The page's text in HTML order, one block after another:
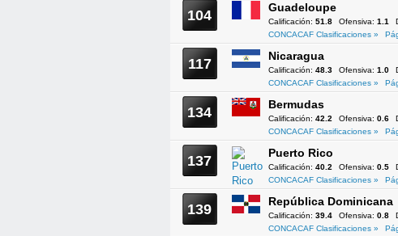
104 Guadeloupe
Calificación: 51.8 Ofensiva: 1.1
CONCACAF Clasificaciones »
117 Nicaragua
Calificación: 48.3 Ofensiva: 1.0
CONCACAF Clasificaciones »
134 Bermudas
Calificación: 42.2 Ofensiva: 0.6
CONCACAF Clasificaciones »
137 Puerto Rico
Calificación: 40.2 Ofensiva: 0.5
CONCACAF Clasificaciones »
139 República Dominicana
Calificación: 39.4 Ofensiva: 0.8
CONCACAF Clasificaciones »